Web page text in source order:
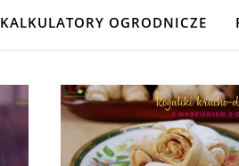
KALKULATORY OGRODNICZE